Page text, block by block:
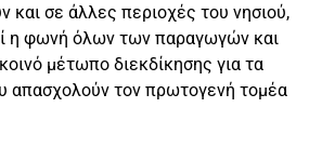
και σε άλλες περιοχές του νησιού,
η φωνή όλων των παραγωγών και
μέτωπο διεκδίκησης για τα
απασχολούν τον πρωτογενή τομέα